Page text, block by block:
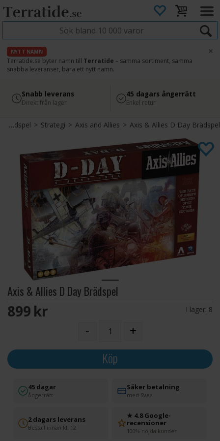
NYTT NAMN
Terratide.se byter namn till Terratide – samma sortiment, samma
snabba leveranser, bara ett nytt namn.
×
4.8
Läs omdömen på Google
Säker betalning
med Svea
Snabb leverans
Direkt från lager
45 dagars ångerrätt
Enkel retur
Brädspel >Strategi>Axis and Allies>Axis & Allies D Day Brädspel
Axis & Allies D Day Brädspel
899 SEK I lager: 8
- +
Köp
45 dagar
Ångerrätt
Säker betalning
med Svea
2 dagars leverans
Beställ innan kl. 12
★ 4.8 Google-
recensioner
100% nöjda kunder